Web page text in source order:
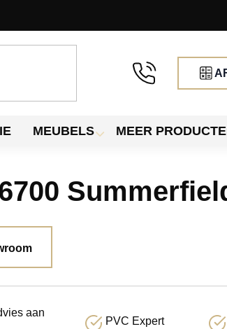
MEUBELS MEER
aan
PVC Expert